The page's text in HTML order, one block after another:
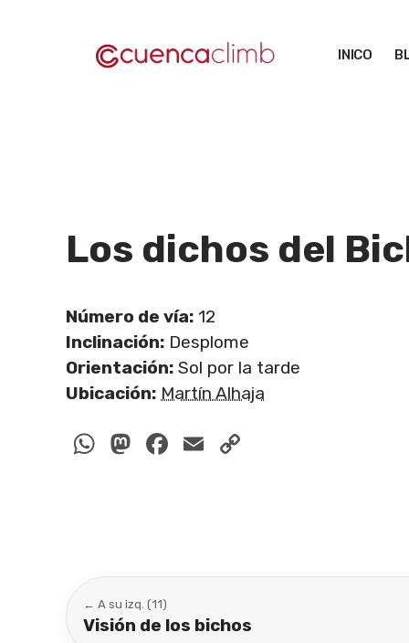
INICO
Los dichos del
Número de vía: 12
Inclinación: Desplome
Orientación: Sol por la tarde
Ubicación: Martín Alhaja
WhatsApp
Mastodon
Facebook
Email
← A su izq. (11)
Visión de los bichos